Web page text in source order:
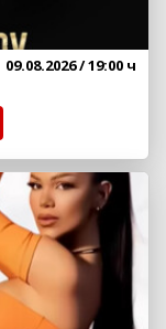
09.08.2026/ 19:00 ч